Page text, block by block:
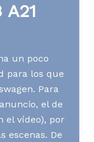
un poco
para los que
Para
el de
el vídeo), por
escenas. De